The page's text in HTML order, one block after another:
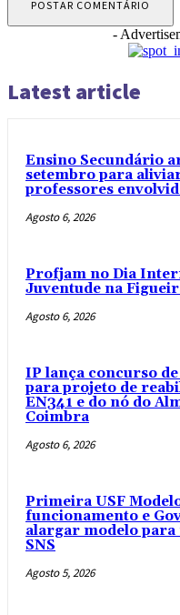
-
Latest article
Ensino Secundário
setembro para
professores
Agosto 6, 2026
Profjam no Dia
Juventude na
Agosto 6, 2026
IP lança concurso
para projeto de
EN341 e do nó do
Coimbra
Agosto 6, 2026
Primeira USF
funcionamento e
alargar modelo
SNS
Agosto 5, 2026